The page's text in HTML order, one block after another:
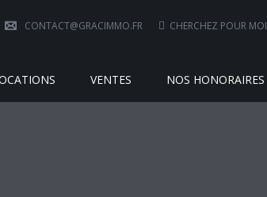
CONTACT@GRACIMMO.FR CHERCHEZ POUR MOI
VENTES NOS HONORAIRES